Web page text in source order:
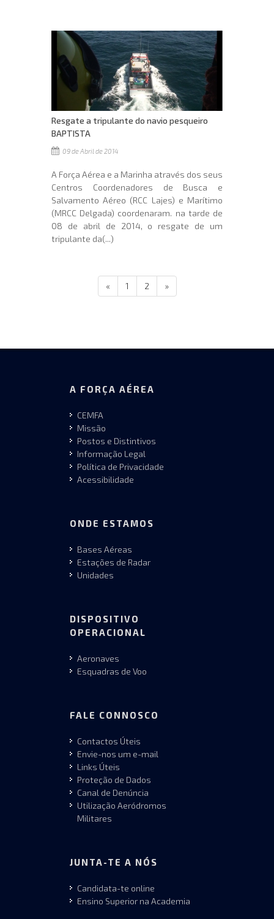
Resgate a tripulante do navio pesqueiro
BAPTISTA
09 de Abril de 2014
A Força Aérea e a Marinha através dos seus
Centros Coordenadores de Busca e
Salvamento Aéreo (RCC Lajes) e Marítimo
(MRCC Delgada) coordenaram. na tarde de
08 de abril de 2014, o resgate de um
tripulante da(...)
« 1 2 »
A FORÇA AÉREA
CEMFA
Missão
Postos e Distintivos
Informação Legal
Política de Privacidade
Acessibilidade
ONDE ESTAMOS
Bases Aéreas
Estações de Radar
Unidades
DISPOSITIVO
OPERACIONAL
Aeronaves
Esquadras de Voo
FALE CONNOSCO
Contactos Úteis
Envie-nos um e-mail
Links Úteis
Proteção de Dados
Canal de Denúncia
Utilização Aeródromos
Militares
JUNTA-TE A NÓS
Candidata-te online
Ensino Superior na Academia